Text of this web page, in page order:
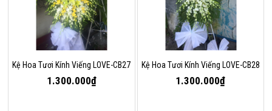
Kệ Hoa Tươi Kính Viếng LOVE-CB27
1.300.000₫
Kệ Hoa Tươi Kính Viếng LOVE-CB28
1.300.000₫